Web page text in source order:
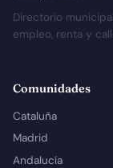
Directorio
empleo, renta y
Comunidades
Cataluña
Madrid
Andalucía